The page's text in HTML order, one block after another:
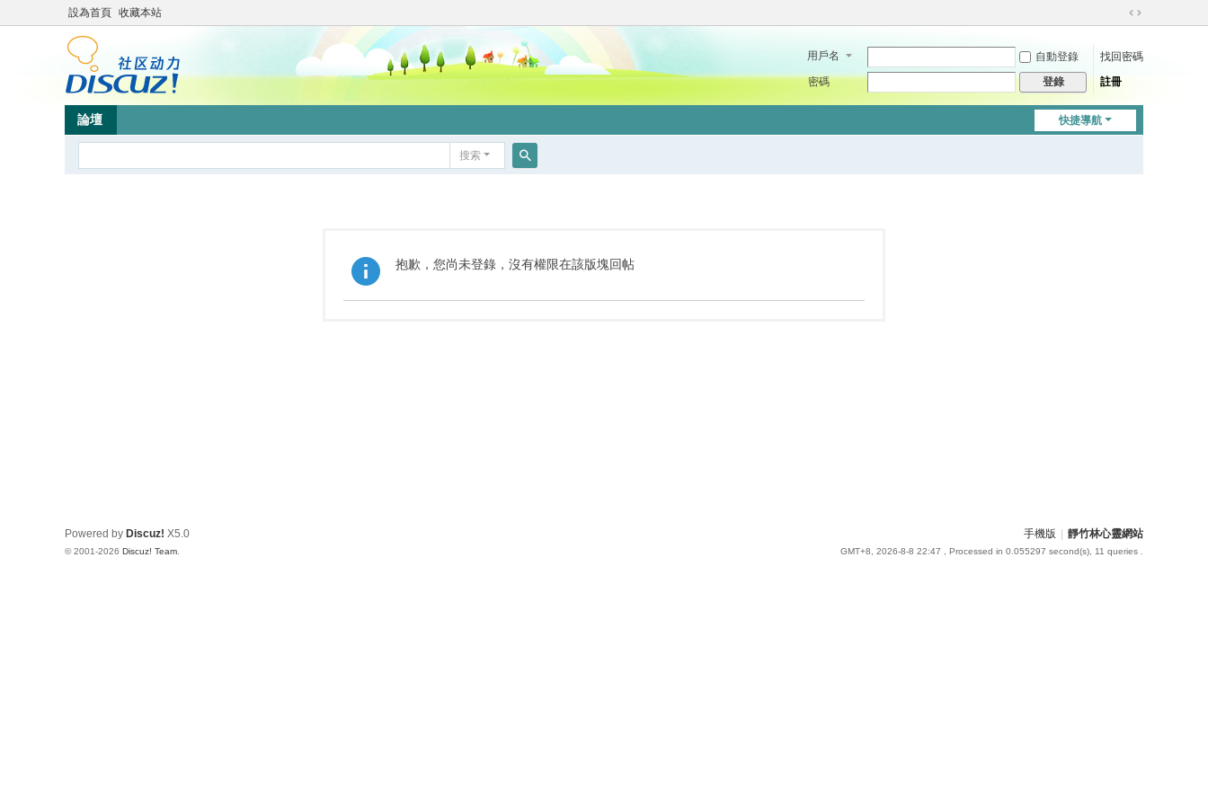
設為首頁 收藏本站
切
到
用戶名 自動登錄
找回密碼
密碼
登錄 註冊
快捷導航
論壇
搜索
抱歉，您尚未登錄，沒有權限在該版塊回帖
手機版 靜竹林心靈網站
GMT+8, 2026-8-8 22:47 , Processed in 0.055297 second(s), 11 queries .
Powered by Discuz! X5.0
© 2001-2026 Discuz! Team